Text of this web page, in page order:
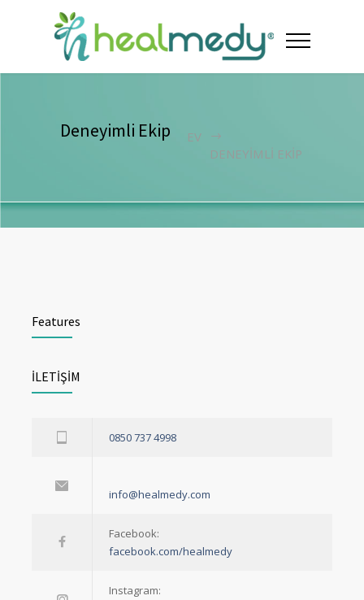
Deneyimli Ekip
EV
DENEYIMLI EKIP
Features
İLETİŞİM
0850 737 4998
info@healmedy.com
Facebook:
facebook.com/healmedy
Instagram: